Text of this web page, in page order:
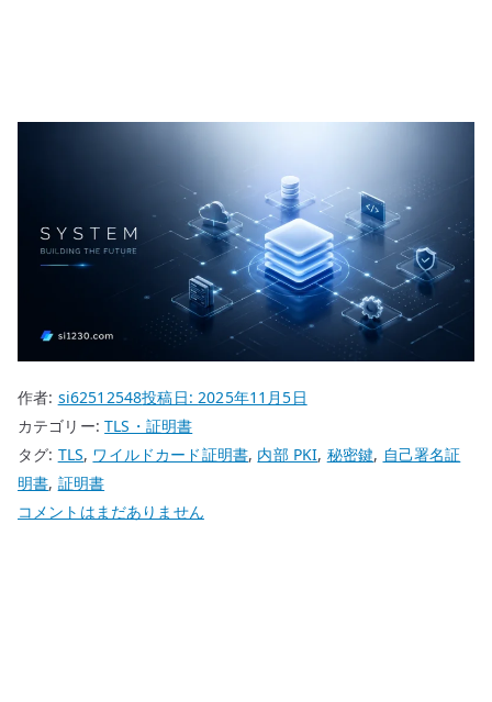
作者: si62512548投稿日:2025年11月5日
カテゴリー:TLS・証明書
タグ: TLS, ワイルドカード証明書, 内部 PKI, 秘密鍵, 自己署名証
明書, 証明書
自
コメントはまだありません